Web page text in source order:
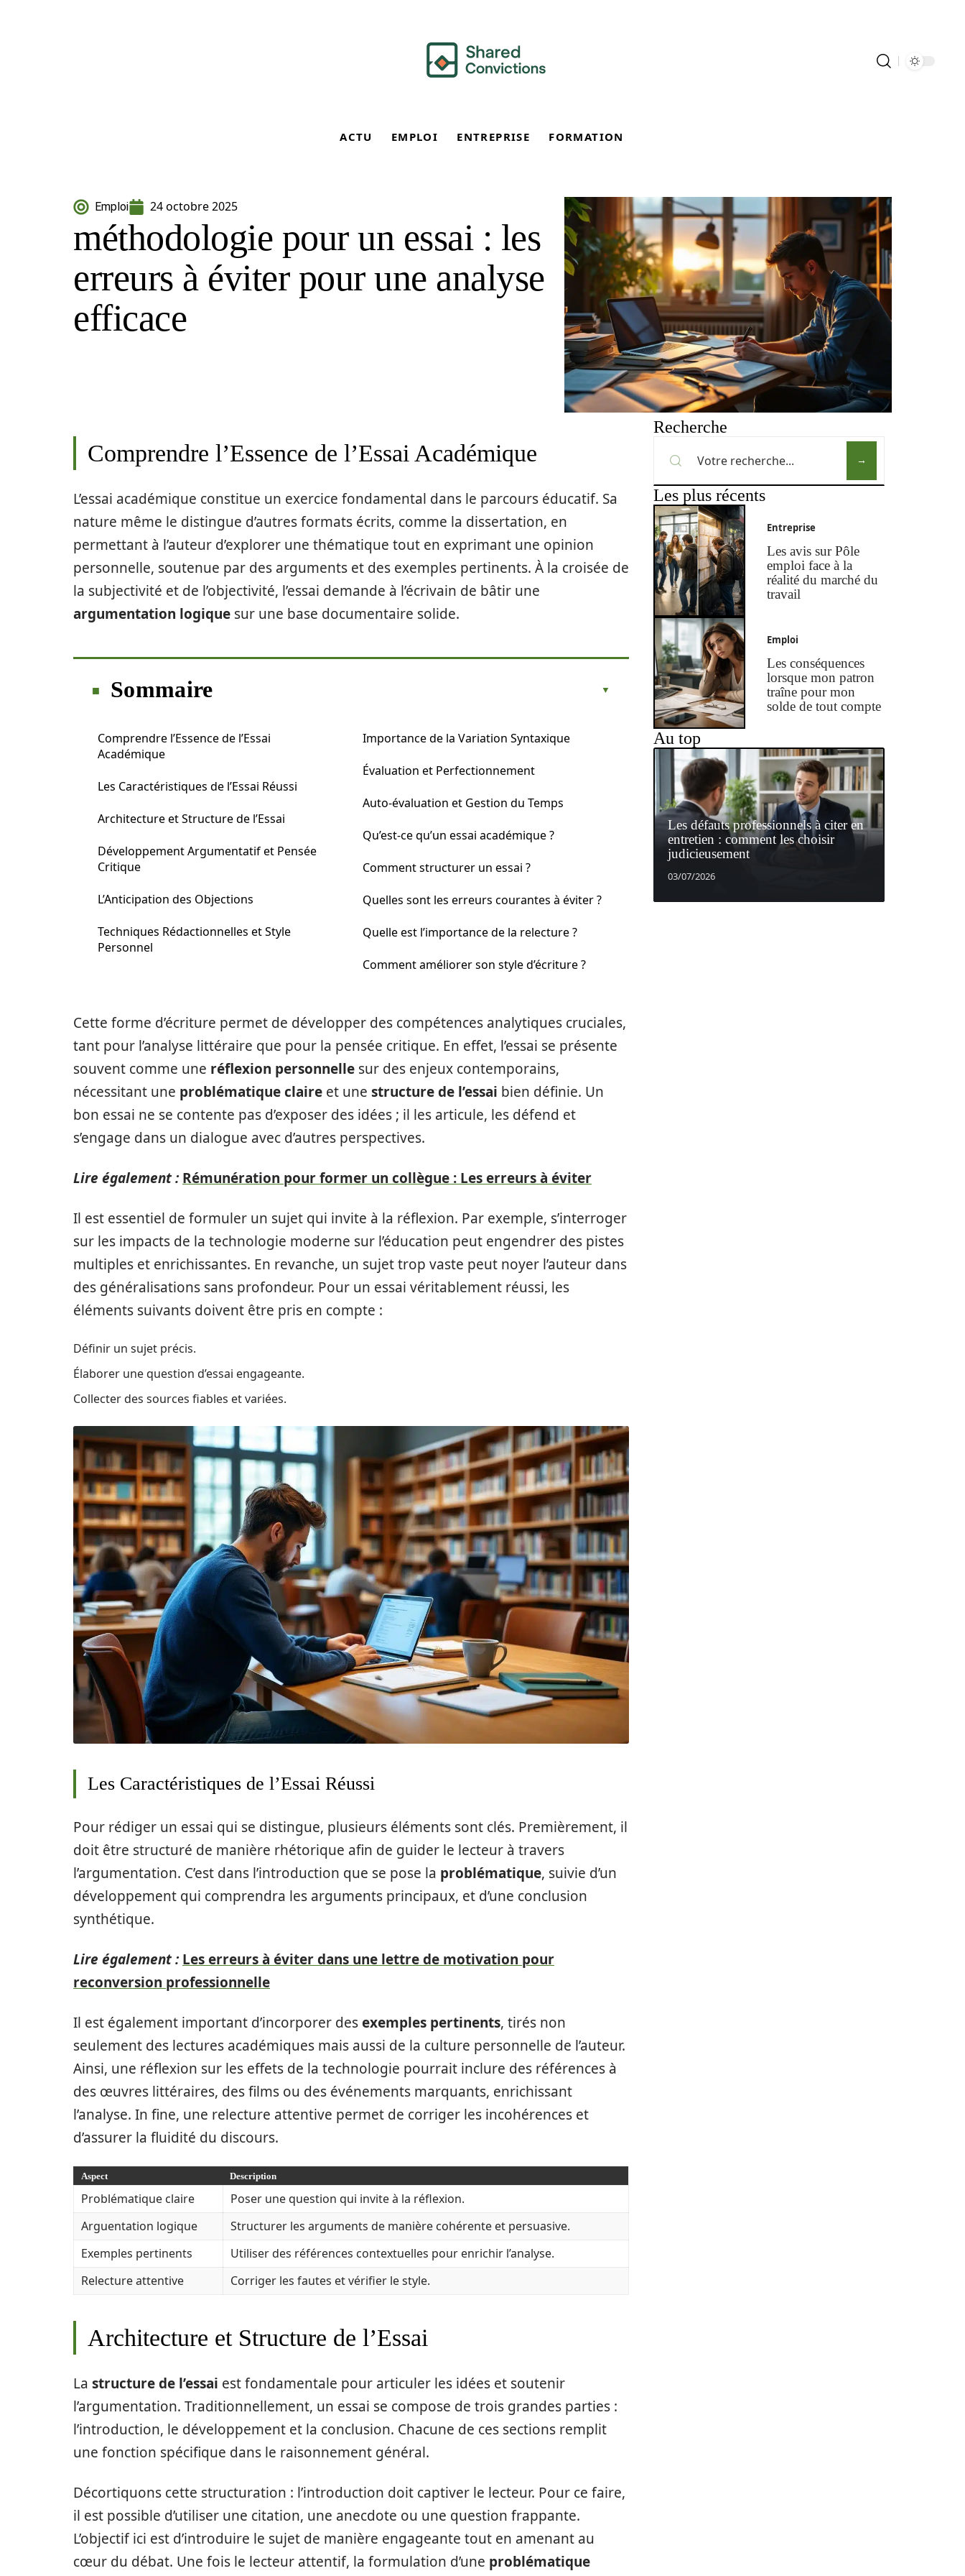
ACTU EMPLOI ENTREPRISE FORMATION
Emploi 24 octobre 2025
méthodologie pour un essai : les
erreurs à éviter pour une analyse
efficace
Comprendre l’Essence de l’Essai Académique
L’essai académique constitue un exercice fondamental dans le parcours éducatif. Sa
nature même le distingue d’autres formats écrits, comme la dissertation, en
permettant à l’auteur d’explorer une thématique tout en exprimant une opinion
personnelle, soutenue par des arguments et des exemples pertinents. À la croisée de
la subjectivité et de l’objectivité, l’essai demande à l’écrivain de bâtir une
argumentation logique sur une base documentaire solide.
Sommaire
Comprendre l’Essence de l’Essai
Académique
Les Caractéristiques de l’Essai Réussi
Architecture et Structure de l’Essai
Développement Argumentatif et Pensée
Critique
L’Anticipation des Objections
Techniques Rédactionnelles et Style
Personnel
Importance de la Variation Syntaxique
Évaluation et Perfectionnement
Auto-évaluation et Gestion du Temps
Qu’est-ce qu’un essai académique ?
Comment structurer un essai ?
Quelles sont les erreurs courantes à éviter ?
Quelle est l’importance de la relecture ?
Comment améliorer son style d’écriture ?
Cette forme d’écriture permet de développer des compétences analytiques cruciales,
tant pour l’analyse littéraire que pour la pensée critique. En effet, l’essai se présente
souvent comme une réflexion personnelle sur des enjeux contemporains,
nécessitant une problématique claire et une structure de l’essai bien définie. Un
bon essai ne se contente pas d’exposer des idées ; il les articule, les défend et
s’engage dans un dialogue avec d’autres perspectives.
Lire également : Rémunération pour former un collègue : Les erreurs à éviter
Il est essentiel de formuler un sujet qui invite à la réflexion. Par exemple, s’interroger
sur les impacts de la technologie moderne sur l’éducation peut engendrer des pistes
multiples et enrichissantes. En revanche, un sujet trop vaste peut noyer l’auteur dans
des généralisations sans profondeur. Pour un essai véritablement réussi, les
éléments suivants doivent être pris en compte :
Définir un sujet précis.
Élaborer une question d’essai engageante.
Collecter des sources fiables et variées.
Les Caractéristiques de l’Essai Réussi
Pour rédiger un essai qui se distingue, plusieurs éléments sont clés. Premièrement, il
doit être structuré de manière rhétorique afin de guider le lecteur à travers
l’argumentation. C’est dans l’introduction que se pose la problématique, suivie d’un
développement qui comprendra les arguments principaux, et d’une conclusion
synthétique.
Lire également : Les erreurs à éviter dans une lettre de motivation pour
reconversion professionnelle
Il est également important d’incorporer desexemples pertinents, tirés non
seulement des lectures académiques mais aussi de la culture personnelle de l’auteur.
Ainsi, une réflexion sur les effets de la technologie pourrait inclure des références à
des œuvres littéraires, des films ou des événements marquants, enrichissant
l’analyse. In fine, une relecture attentive permet de corriger les incohérences et
d’assurer la fluidité du discours.
Aspect Description
Problématique claire
Poser une question qui invite à la réflexion.
Arguentation logique
Structurer les arguments de manière cohérente et persuasive.
Exemples pertinents
Utiliser des références contextuelles pour enrichir l’analyse.
Relecture attentive
Corriger les fautes et vérifier le style.
Architecture et Structure de l’Essai
La structure de l’essai est fondamentale pour articuler les idées et soutenir
l’argumentation. Traditionnellement, un essai se compose de trois grandes parties :
l’introduction, le développement et la conclusion. Chacune de ces sections remplit
une fonction spécifique dans le raisonnement général.
Décortiquons cette structuration : l’introduction doit captiver le lecteur. Pour ce faire,
il est possible d’utiliser une citation, une anecdote ou une question frappante.
L’objectif ici est d’introduire le sujet de manière engageante tout en amenant au
cœur du débat. Une fois le lecteur attentif, la formulation d’une problématique
Recherche
Les plus récents
Entreprise
Les avis sur Pôle
emploi face à la
réalité du marché du
travail
Emploi
Les conséquences
lorsque mon patron
traîne pour mon
solde de tout compte
Au top
Les défauts professionnels à citer en
entretien : comment les choisir
judicieusement
03/07/2026